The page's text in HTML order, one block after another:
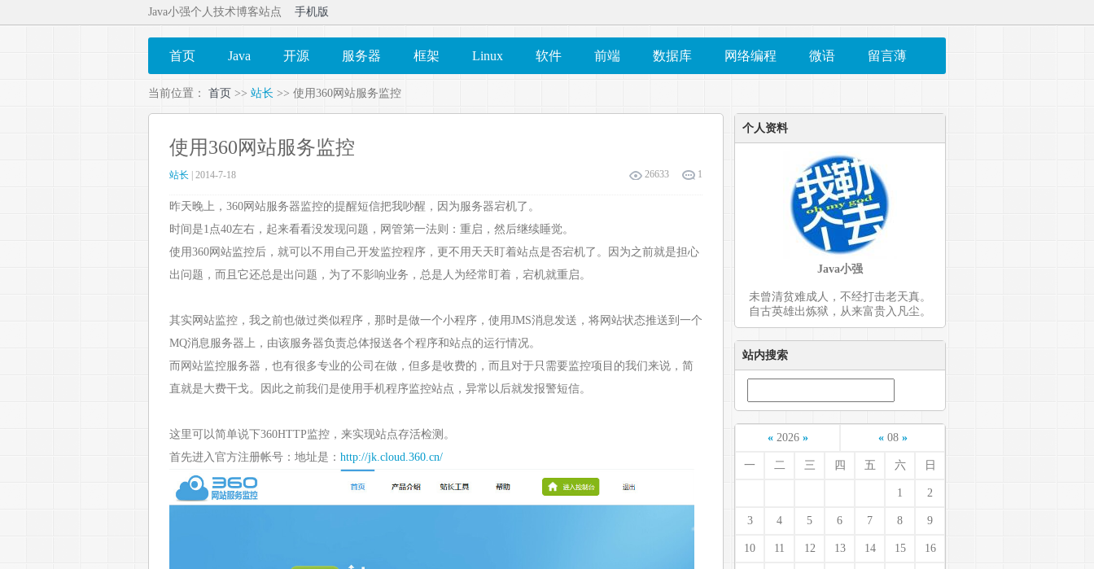
Java小强个人技术博客站点 手机版
首页 Java 开源 服务器 框架 Linux 软件 前端 数据库 网络编程 微语 留言薄
当前位置： 首页 >> 站长 >> 使用360网站服务监控
使用360网站服务监控
26633 1
站长 | 2014-7-18
昨天晚上，360网站服务器监控的提醒短信把我吵醒，因为服务器宕机了。
时间是1点40左右，起来看看没发现问题，网管第一法则：重启，然后继续睡觉。
使用360网站监控后，就可以不用自己开发监控程序，更不用天天盯着站点是否宕机了。因为之前就是担心
出问题，而且它还总是出问题，为了不影响业务，总是人为经常盯着，宕机就重启。
其实网站监控，我之前也做过类似程序，那时是做一个小程序，使用JMS消息发送，将网站状态推送到一个
MQ消息服务器上，由该服务器负责总体报送各个程序和站点的运行情况。
而网站监控服务器，也有很多专业的公司在做，但多是收费的，而且对于只需要监控项目的我们来说，简
直就是大费干戈。因此之前我们是使用手机程序监控站点，异常以后就发报警短信。
这里可以简单说下360HTTP监控，来实现站点存活检测。
首先进入官方注册帐号：地址是： http://jk.cloud.360.cn/
个人资料
Java小强
未曾清贫难成人，不经打击老天真。
自古英雄出炼狱，从来富贵入凡尘。
站内搜索
« 2026» « 08»
一 二 三 四 五 六 日
1 2
3 4 5 6 7 8 9
10 11 12 13 14 15 16